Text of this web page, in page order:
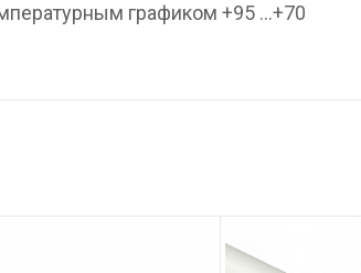
графиком +95 …+70